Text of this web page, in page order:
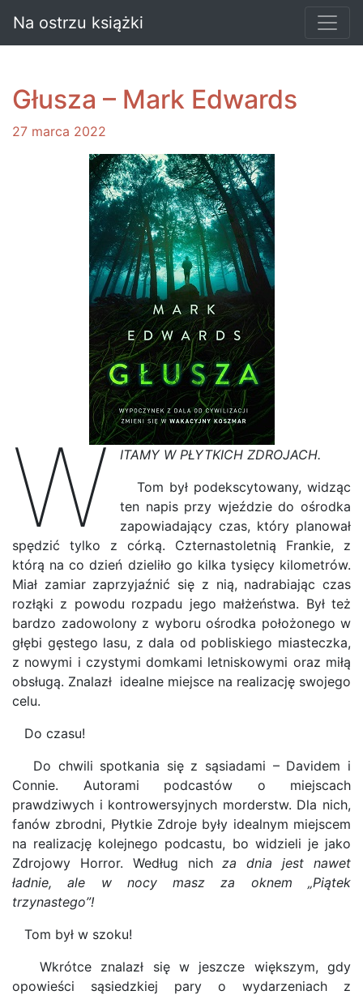
Na ostrzu książki
Głusza – Mark Edwards
27 marca 2022
W
ITAMY W PŁYTKICH ZDROJACH.
Tom był podekscytowany, widząc
ten napis przy wjeździe do ośrodka
zapowiadający czas, który planował
spędzić tylko z córką. Czternastoletnią Frankie, z
którą na co dzień dzieliło go kilka tysięcy kilometrów.
Miał zamiar zaprzyjaźnić się z nią, nadrabiając czas
rozłąki z powodu rozpadu jego małżeństwa. Był też
bardzo zadowolony z wyboru ośrodka położonego w
głębi gęstego lasu, z dala od pobliskiego miasteczka,
z nowymi i czystymi domkami letniskowymi oraz miłą
obsługą. Znalazł idealne miejsce na realizację swojego
celu.
Do czasu!
Do chwili spotkania się z sąsiadami – Davidem i
Connie. Autorami podcastów o miejscach
prawdziwych i kontrowersyjnych morderstw. Dla nich,
fanów zbrodni, Płytkie Zdroje były idealnym miejscem
na realizację kolejnego podcastu, bo widzieli je jako
Zdrojowy Horror. Według nichza dnia jest nawet
ładnie, ale w nocy masz za oknem „Piątek
trzynastego”!
Tom był w szoku!
Wkrótce znalazł się w jeszcze większym, gdy
opowieści sąsiedzkiej pary o wydarzeniach z